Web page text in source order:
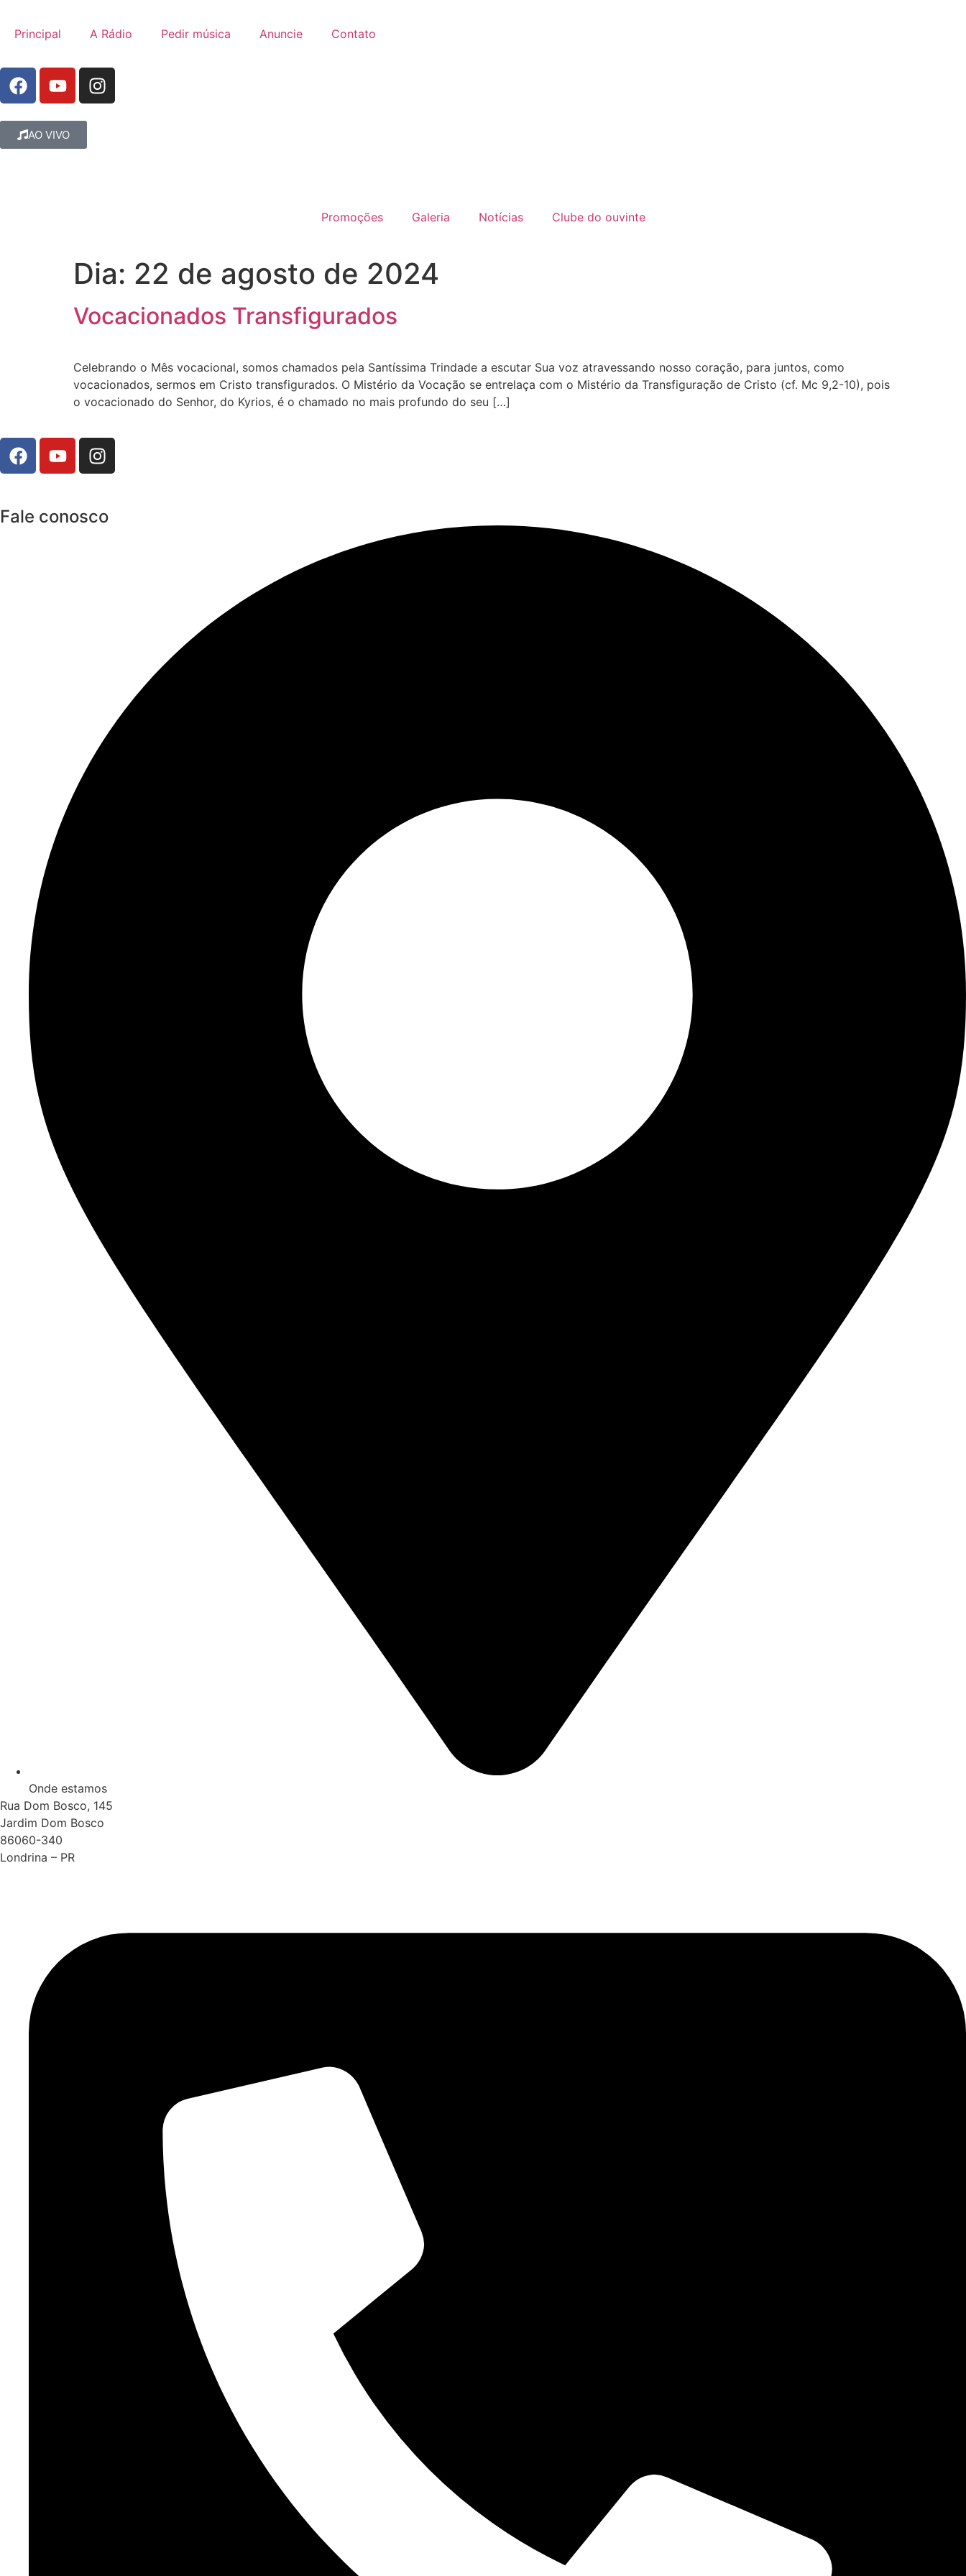
Principal A Rádio Pedir música Anuncie Contato
AO VIVO
Promoções Galeria Notícias Clube do ouvinte
Dia: 22 de agosto de 2024
Vocacionados Transfigurados
Celebrando o Mês vocacional, somos chamados pela Santíssima Trindade a escutar Sua voz atravessando nosso coração, para juntos, como
vocacionados, sermos em Cristo transfigurados. O Mistério da Vocação se entrelaça com o Mistério da Transfiguração de Cristo (cf. Mc 9,2-10), pois
o vocacionado do Senhor, do Kyrios, é o chamado no mais profundo do seu […]
Fale conosco
Onde estamos
Rua Dom Bosco, 145
Jardim Dom Bosco
86060-340
Londrina – PR